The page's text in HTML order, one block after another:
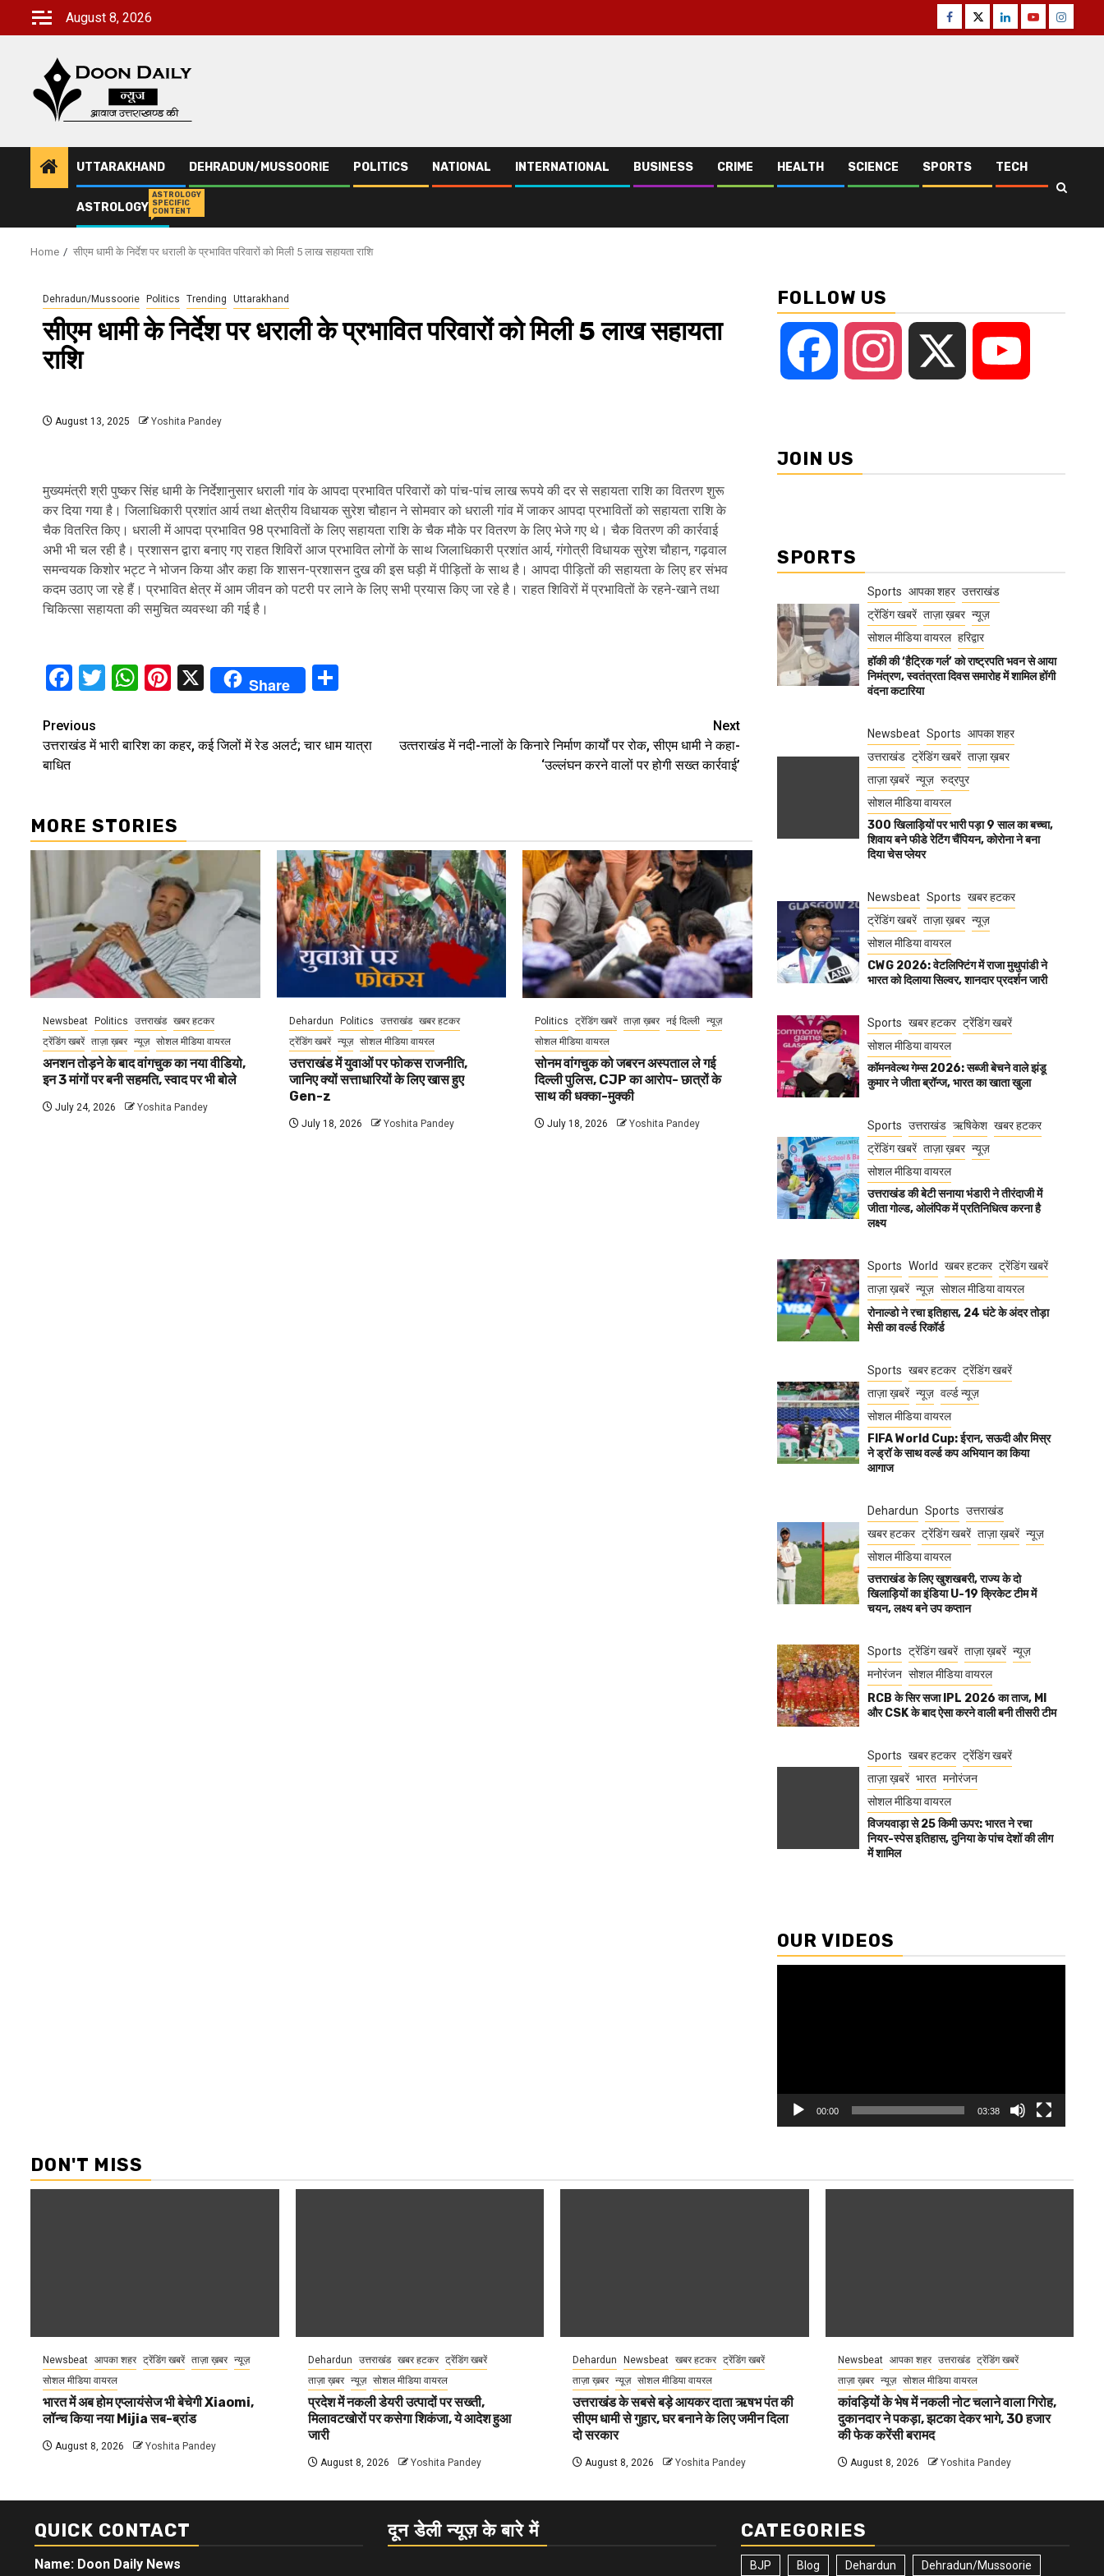
August 8, 2026 Facebook
TwitterLinkedinYoutube
UTTARAKHAND DEHRADUN/MUSSOORIE POLITICS NATIONAL INTERNATIONAL BUSINESS CRIME HEALTH SCIENCE SPORTS TECH
ASTROLOGY
ASTROLOGY
SPECIFIC
CONTENT
Home सीएम धामी के निर्देश पर धराली के प्रभावित परिवारों को मिली 5 लाख सहायता राशि
Dehradun/Mussoorie Politics Trending Uttarakhand
सीएम धामी के निर्देश पर धराली के प्रभावित परिवारों को मिली 5 लाख सहायता
राशि
August 13, 2025 Yoshita Pandey
मुख्यमंत्री श्री पुष्कर सिंह धामी के निर्देशानुसार धराली गांव के आपदा प्रभावित परिवारों को पांच-पांच लाख रूपये की दर से सहायता राशि का वितरण शुरू
कर दिया गया है। जिलाधिकारी प्रशांत आर्य तथा क्षेत्रीय विधायक सुरेश चौहान ने सोमवार को धराली गांव में जाकर आपदा प्रभावितों को सहायता राशि के
चैक वितरित किए। धराली में आपदा प्रभावित 98 प्रभावितों के लिए सहायता राशि के चैक मौके पर वितरण के लिए भेजे गए थे। चैक वितरण की कार्रवाई
अभी भी चल रही है। प्रशासन द्वारा बनाए गए राहत शिविरों आज प्रभावित लोगों के साथ जिलाधिकारी प्रशांत आर्य, गंगोत्री विधायक सुरेश चौहान, गढ़वाल
समन्वयक किशोर भट्ट ने भोजन किया और कहा कि शासन-प्रशासन दुख की इस घड़ी में पीड़ितों के साथ है। आपदा पीड़ितों की सहायता के लिए हर संभव
कदम उठाए जा रहे हैं। प्रभावित क्षेत्र में आम जीवन को पटरी पर लाने के लिए सभी प्रयास किए जा रहे है। राहत शिविरों में प्रभावितों के रहने-खाने तथा
चिकित्सा सहायता की समुचित व्यवस्था की गई है।
Facebook
Twitter
WhatsApp
Pinterest
X Share
Continue
Reading
Previous
उत्तराखंड में भारी बारिश का कहर, कई जिलों में रेड अलर्ट; चार धाम यात्रा
बाधित
Next
उत्‍तराखंड में नदी-नालों के किनारे निर्माण कार्यों पर रोक, सीएम धामी ने कहा-
‘उल्लंघन करने वालों पर होगी सख्त कार्रवाई’
MORE STORIES
Newsbeat Politics उत्तराखंड खबर हटकर
ट्रेंडिंग खबरें ताज़ा ख़बर न्यूज़ सोशल मीडिया वायरल
अनशन तोड़ने के बाद वांगचुक का नया वीडियो,
इन 3 मांगों पर बनी सहमति, स्वाद पर भी बोले
July 24, 2026 Yoshita Pandey
Dehardun Politics उत्तराखंड खबर हटकर
ट्रेंडिंग खबरें न्यूज़ सोशल मीडिया वायरल
उत्तराखंड में युवाओं पर फोकस राजनीति,
जानिए क्यों सत्ताधारियों के लिए खास हुए
Gen-z
July 18, 2026 Yoshita Pandey
Politics ट्रेंडिंग खबरें ताज़ा ख़बर नई दिल्ली न्यूज़
सोशल मीडिया वायरल
सोनम वांगचुक को जबरन अस्पताल ले गई
दिल्ली पुलिस, CJP का आरोप- छात्रों के
साथ की धक्का-मुक्की
July 18, 2026 Yoshita Pandey
FOLLOW US
Facebook Instagram
JOIN US
SPORTS
Sports आपका शहर उत्तराखंड
ट्रेंडिंग खबरें ताज़ा ख़बर न्यूज़
सोशल मीडिया वायरल हरिद्वार
हॉकी की ‘हैट्रिक गर्ल’ को राष्ट्रपति भवन से आया
निमंत्रण, स्वतंत्रता दिवस समारोह में शामिल होंगी
वंदना कटारिया
Newsbeat Sports आपका शहर
उत्तराखंड ट्रेंडिंग खबरें ताज़ा ख़बर
ताज़ा ख़बरें न्यूज़ रुद्रपुर
सोशल मीडिया वायरल
300 खिलाड़ियों पर भारी पड़ा 9 साल का बच्चा,
शिवाय बने फीडे रेटिंग चैंपियन, कोरोना ने बना
दिया चेस प्लेयर
Newsbeat Sports खबर हटकर
ट्रेंडिंग खबरें ताज़ा ख़बर न्यूज़
सोशल मीडिया वायरल
CWG 2026: वेटलिफ्टिंग में राजा मुथुपांडी ने
भारत को दिलाया सिल्वर, शानदार प्रदर्शन जारी
Sports खबर हटकर ट्रेंडिंग खबरें
सोशल मीडिया वायरल
कॉमनवेल्थ गेम्स 2026: सब्जी बेचने वाले झंडू
कुमार ने जीता ब्रॉन्ज, भारत का खाता खुला
Sports उत्तराखंड ऋषिकेश खबर हटकर
ट्रेंडिंग खबरें ताज़ा ख़बर न्यूज़
सोशल मीडिया वायरल
उत्तराखंड की बेटी सनाया भंडारी ने तीरंदाजी में
जीता गोल्ड, ओलंपिक में प्रतिनिधित्व करना है
लक्ष्य
Sports World खबर हटकर ट्रेंडिंग खबरें
ताज़ा ख़बरें न्यूज़ सोशल मीडिया वायरल
रोनाल्डो ने रचा इतिहास, 24 घंटे के अंदर तोड़ा
मेसी का वर्ल्ड रिकॉर्ड
Sports खबर हटकर ट्रेंडिंग खबरें
ताज़ा ख़बरें न्यूज़ वर्ल्ड न्यूज़
सोशल मीडिया वायरल
FIFA World Cup: ईरान, सऊदी और मिस्र
ने ड्रॉ के साथ वर्ल्ड कप अभियान का किया
आगाज
Dehardun Sports उत्तराखंड
खबर हटकर ट्रेंडिंग खबरें ताज़ा ख़बरें न्यूज़
सोशल मीडिया वायरल
उत्तराखंड के लिए खुशखबरी, राज्य के दो
खिलाड़ियों का इंडिया U-19 क्रिकेट टीम में
चयन, लक्ष्य बने उप कप्तान
Sports ट्रेंडिंग खबरें ताज़ा ख़बरें न्यूज़
मनोरंजन सोशल मीडिया वायरल
RCB के सिर सजा IPL 2026 का ताज, MI
और CSK के बाद ऐसा करने वाली बनी तीसरी टीम
Sports खबर हटकर ट्रेंडिंग खबरें
ताज़ा ख़बरें भारत मनोरंजन
सोशल मीडिया वायरल
विजयवाड़ा से 25 किमी ऊपर: भारत ने रचा
नियर-स्पेस इतिहास, दुनिया के पांच देशों की लीग
में शामिल
OUR VIDEOS
00:00 03:38
DON'T MISS
Newsbeat आपका शहर ट्रेंडिंग खबरें ताज़ा ख़बर न्यूज़
सोशल मीडिया वायरल
भारत में अब होम एप्लायंसेज भी बेचेगी Xiaomi,
लॉन्च किया नया Mijia सब-ब्रांड
August 8, 2026 Yoshita Pandey
Dehardun उत्तराखंड खबर हटकर
ट्रेंडिंग खबरें
ताज़ा ख़बर
न्यूज़ सोशल मीडिया वायरल
प्रदेश में नकली डेयरी उत्पादों पर सख्ती,
मिलावटखोरों पर कसेगा शिकंजा, ये आदेश हुआ
जारी
August 8, 2026 Yoshita Pandey
Dehardun Newsbeat खबर हटकर ट्रेंडिंग खबरें
ताज़ा ख़बर न्यूज़ सोशल मीडिया वायरल
उत्तराखंड के सबसे बड़े आयकर दाता ऋषभ पंत की
सीएम धामी से गुहार, घर बनाने के लिए जमीन दिला
दो सरकार
August 8, 2026 Yoshita Pandey
Newsbeat आपका शहर उत्तराखंड
ट्रेंडिंग खबरें
ताज़ा ख़बर
न्यूज़ सोशल मीडिया वायरल
कांवड़ियों के भेष में नकली नोट चलाने वाला गिरोह,
दुकानदार ने पकड़ा, झटका देकर भागे, 30 हजार
की फेक करेंसी बरामद
August 8, 2026 Yoshita Pandey
QUICK CONTACT
Name: Doon Daily News
दून डेली न्यूज़ के बारे में CATEGORIES
BJP Blog Dehardun Dehradun/Mussoorie